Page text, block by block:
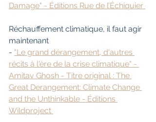
Damage" - Éditions Rue de l’Échiquier
Réchauffement climatique, il faut agir
maintenant
- "Le grand dérangement, d'autres
récits à l'ère de la crise climatique" -
Amitav Ghosh - Titre original : The
Great Derangement: Climate Change
and the Unthinkable - Éditions
Wildproject